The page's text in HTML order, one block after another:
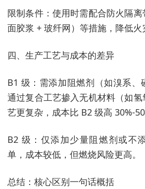
限制条件：使用时需配合防火隔
面胶浆 + 玻纤网）等措施，降低火
四、生产工艺与成本的差异
B1 级：需添加阻燃剂（如溴系、
通过复合工艺掺入无机材料（如
艺更复杂，成本比 B2 级高 30%-
B2 级：仅添加少量阻燃剂或不
单，成本较低，但燃烧风险更高。
总结：核心区别一句话概括